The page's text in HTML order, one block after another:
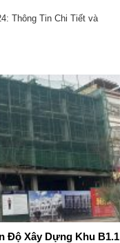
Thông Tin Chi Tiết và
Độ Xây Dựng Khu B1.1